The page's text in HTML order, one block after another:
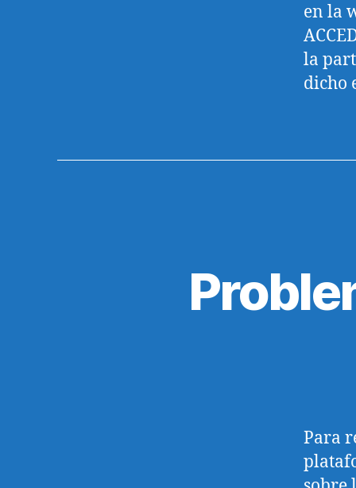
en la
la
dicho
Para